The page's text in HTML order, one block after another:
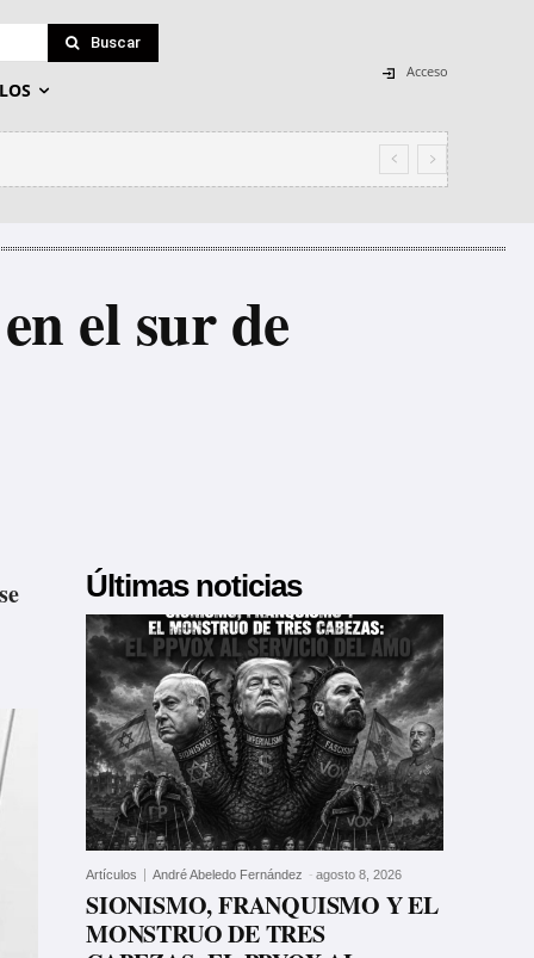
Buscar
Acceso
el sur de
Últimas noticias
Artículos André Abeledo Fernández - agosto 8, 2026
SIONISMO, FRANQUISMO Y EL
MONSTRUO DE TRES